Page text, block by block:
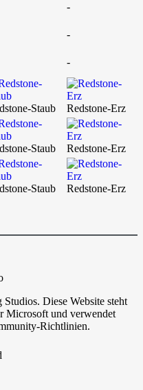
-
-
-
Staub
Redstone-Erz
Staub
Redstone-Erz
Staub
Redstone-Erz
Diese Website steht
Microsoft und verwendet
Richtlinien.